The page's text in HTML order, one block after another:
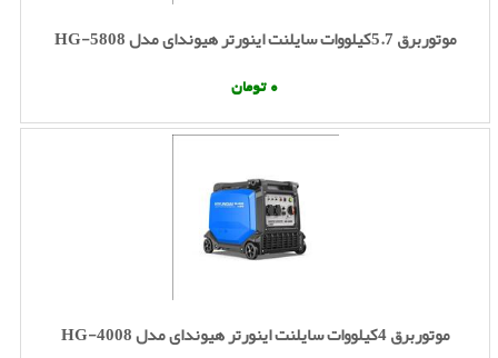
موتوربرق 5.7کیلووات سایلنت اینورتر هیوندای مدل HG-5808
0 تومان
موتوربرق 4کیلووات سایلنت اینورتر هیوندای مدل HG-4008